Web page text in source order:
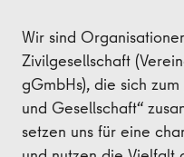
Wir sind
Zivilgesellschaft
gGmbHs), die sich
und Gesellschaft“
setzen uns für eine